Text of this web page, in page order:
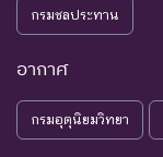
กรมชลประทาน
อากาศ
กรมอุตุนิยมวิทยา